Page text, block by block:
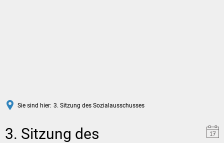
Sie sind hier: 3. Sitzung des Sozialausschusses
3. Sitzung des